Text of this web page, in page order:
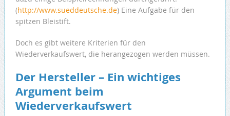
(http://www.sueddeutsche.de) Eine Aufgabe für den
spitzen Bleistift.
Doch es gibt weitere Kriterien für den
Wiederverkaufswert, die herangezogen werden müssen.
Der Hersteller – Ein wichtiges
Argument beim
Wiederverkaufswert